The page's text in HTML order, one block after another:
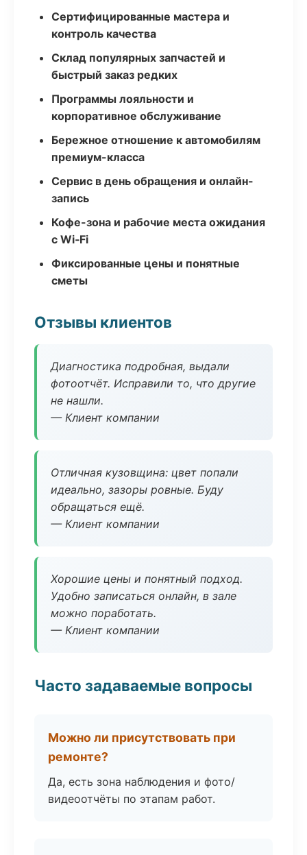
Сертифицированные мастера и
контроль качества
Склад популярных запчастей и
быстрый заказ редких
Программы лояльности и
корпоративное обслуживание
Бережное отношение к автомобилям
премиум-класса
Сервис в день обращения и онлайн-
запись
Кофе-зона и рабочие места ожидания
с Wi‑Fi
Фиксированные цены и понятные
сметы
Отзывы клиентов
Диагностика подробная, выдали
фотоотчёт. Исправили то, что другие
не нашли.
— Клиент компании
Отличная кузовщина: цвет попали
идеально, зазоры ровные. Буду
обращаться ещё.
— Клиент компании
Хорошие цены и понятный подход.
Удобно записаться онлайн, в зале
можно поработать.
— Клиент компании
Часто задаваемые вопросы
Можно ли присутствовать при
ремонте?
Да, есть зона наблюдения и фото/
видеоотчёты по этапам работ.